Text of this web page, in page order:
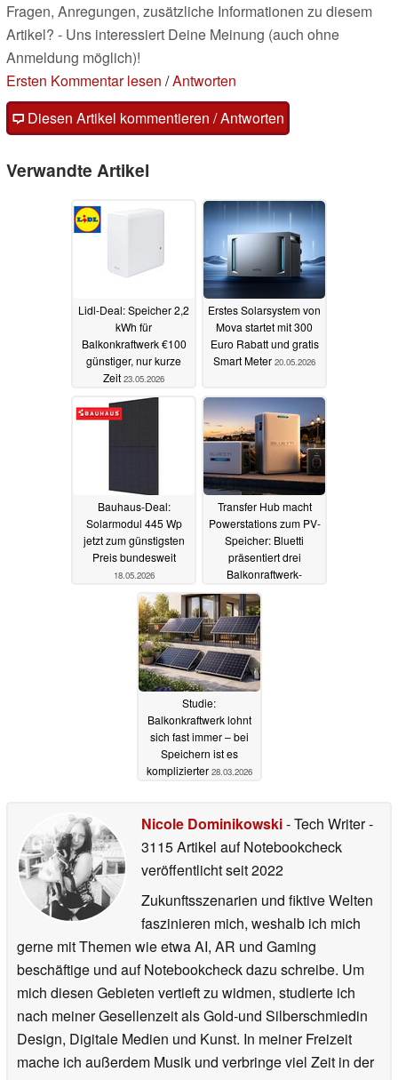
Fragen, Anregungen, zusätzliche Informationen zu diesem
Artikel? - Uns interessiert Deine Meinung (auch ohne
Anmeldung möglich)!
Ersten Kommentar lesen /Antworten
Diesen Artikel kommentieren / Antworten
Verwandte Artikel
Lidl-Deal: Speicher 2,2
kWh für
Balkonkraftwerk €100
günstiger, nur kurze
Zeit 23.05.2026
Erstes Solarsystem von
Mova startet mit 300
Euro Rabatt und gratis
Smart Meter 20.05.2026
Bauhaus-Deal:
Solarmodul 445 Wp
jetzt zum günstigsten
Preis bundesweit
18.05.2026
Transfer Hub macht
Powerstations zum PV-
Speicher: Bluetti
präsentiert drei
Balkonraftwerk-
Lösungen
Studie:
Balkonkraftwerk lohnt
sich fast immer – bei
Speichern ist es
komplizierter 28.03.2026
Nicole Dominikowski- Tech Writer-
3115 Artikel auf Notebookcheck
veröffentlichtseit 2022
Zukunftsszenarien und fiktive Welten
faszinieren mich, weshalb ich mich
gerne mit Themen wie etwa AI, AR und Gaming
beschäftige und auf Notebookcheck dazu schreibe. Um
mich diesen Gebieten vertieft zu widmen, studierte ich
nach meiner Gesellenzeit als Gold-und Silberschmiedin
Design, Digitale Medien und Kunst. In meiner Freizeit
mache ich außerdem Musik und verbringe viel Zeit in der